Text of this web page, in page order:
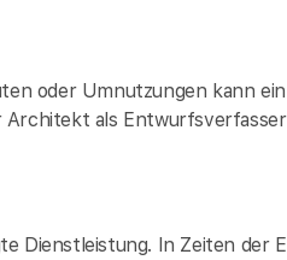
oder Umnutzungen kann
als
Dienstleistung. In Zeiten der